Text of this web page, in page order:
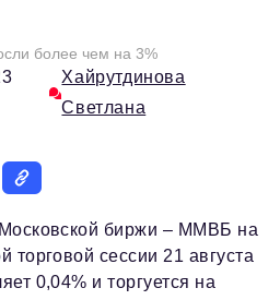
более чем на 3%
Хайрутдинова
Светлана
биржи – ММВБ на
торговой сессии 21 августа
0,04% и торгуется на